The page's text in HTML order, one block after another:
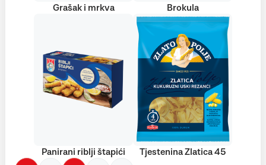
Grašak i mrkva Brokula
Panirani riblji štapići Tjestenina Zlatica 45